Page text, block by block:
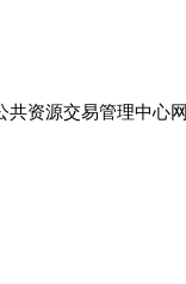
共资源交易管理中心网